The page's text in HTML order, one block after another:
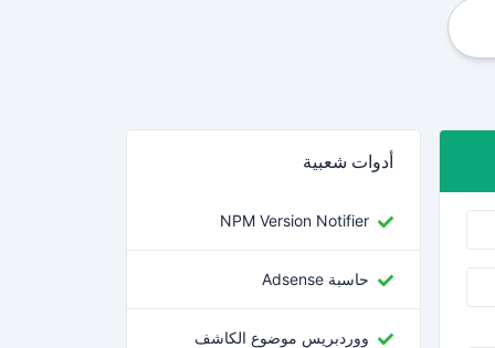
أدوات شعبية
NPM Version Notifier
حاسبة Adsense
ووردبريس موضوع الكاشف